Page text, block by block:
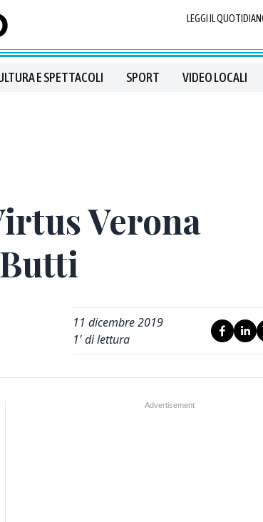
LEGGI IL
E SPETTACOLI SPORT VIDEO LOCALI
Verona
11 dicembre 2019
1' di lettura